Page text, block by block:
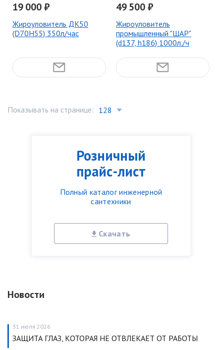
Розничный
прайс-лист
Полный каталог инженерной
сантехники
Скачать
Новости
31 июля 2026
ЗАЩИТА ГЛАЗ, КОТОРАЯ НЕ ОТВЛЕКАЕТ ОТ РАБОТЫ
19 000 ₽
Жироуловитель ДК50
(D70H55) 350л/час
49 500 ₽
Жироуловитель
промышленный "ШАР"
(d137, h186) 1000л./ч
Показывать на странице: